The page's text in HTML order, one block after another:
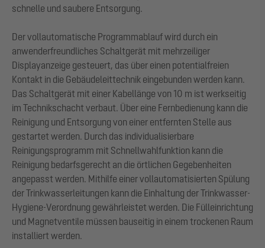
schnelle und saubere Entsorgung.
Der vollautomatische Programmablauf wird durch ein
anwenderfreundliches Schaltgerät mit mehrzeiliger
Displayanzeige gesteuert, das über einen potentialfreien
Kontakt in die Gebäudeleittechnik eingebunden werden kann.
Das Schaltgerät mit einer Kabellänge von 10 m ist werkseitig
im Technikschacht verbaut. Über eine Fernbedienung kann die
Reinigung und Entsorgung von einer entfernten Stelle aus
gestartet werden. Durch das individualisierbare
Reinigungsprogramm mit Schnellwahlfunktion kann die
Reinigung bedarfsgerecht an die örtlichen Gegebenheiten
angepasst werden. Mithilfe einer vollautomatisierten Spülung
der Trinkwasserleitungen kann die Einhaltung der Trinkwasser-
Hygiene-Verordnung gewährleistet werden. Die Fülleinrichtung
und Magnetventile müssen bauseitig in einem trockenen Raum
installiert werden.